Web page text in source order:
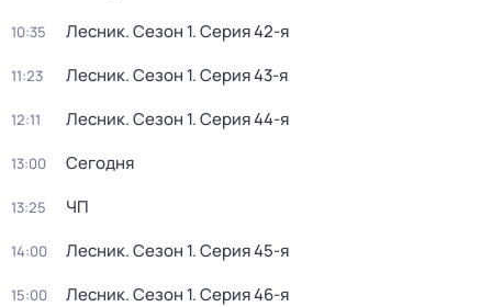
10:35 Лесник. Сезон 1. Серия 42-я
11:23 Лесник. Сезон 1. Серия 43-я
12:11 Лесник. Сезон 1. Серия 44-я
13:00 Сегодня
13:25 ЧП
14:00 Лесник. Сезон 1. Серия 45-я
15:00 Лесник. Сезон 1. Серия 46-я